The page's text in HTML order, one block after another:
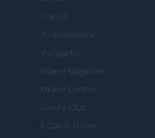
Think.it
Tuobenessere
Viaggiamo
Nonne Magazine
Milano Cortina
Luxury Club
Il Calcio Online